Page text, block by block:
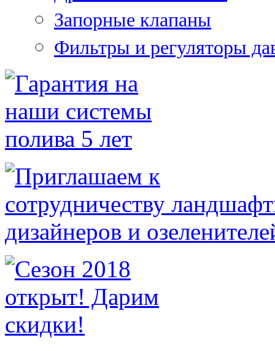
Запорные клапаны
Фильтры и регуляторы